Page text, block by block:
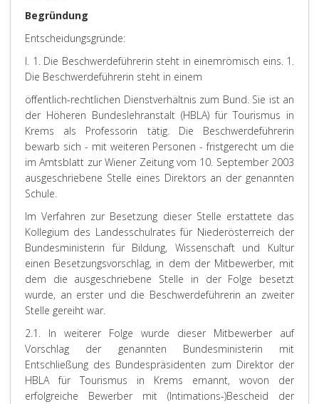
Begründung
Entscheidungsgründe:
I. 1. Die Beschwerdeführerin steht in einemrömisch eins. 1.
Die Beschwerdeführerin steht in einem
öffentlich-rechtlichen Dienstverhältnis zum Bund. Sie ist an
der Höheren Bundeslehranstalt (HBLA) für Tourismus in
Krems als Professorin tätig. Die Beschwerdeführerin
bewarb sich - mit weiteren Personen - fristgerecht um die
im Amtsblatt zur Wiener Zeitung vom 10. September 2003
ausgeschriebene Stelle eines Direktors an der genannten
Schule.
Im Verfahren zur Besetzung dieser Stelle erstattete das
Kollegium des Landesschulrates für Niederösterreich der
Bundesministerin für Bildung, Wissenschaft und Kultur
einen Besetzungsvorschlag, in dem der Mitbewerber, mit
dem die ausgeschriebene Stelle in der Folge besetzt
wurde, an erster und die Beschwerdeführerin an zweiter
Stelle gereiht war.
2.1. In weiterer Folge wurde dieser Mitbewerber auf
Vorschlag der genannten Bundesministerin mit
Entschließung des Bundespräsidenten zum Direktor der
HBLA für Tourismus in Krems ernannt, wovon der
erfolgreiche Bewerber mit (Intimations-)Bescheid der